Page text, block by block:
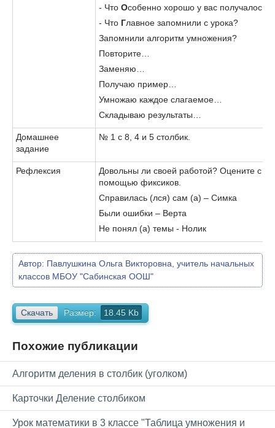
- Что Особенно хорошо у вас получалось?
- Что Главное запомнили с урока?
Запомнили алгоритм умножения?
Повторите…
Заменяю…
Получаю пример…
Умножаю каждое слагаемое…
Складываю результаты…
Домашнее
задание
№ 1 с 8, 4 и 5 столбик.
Рефлексия
Довольны ли своей работой? Оцените с
помощью фиксиков.
Справилась (лся) сам (а) – Симка
Были ошибки – Верта
Не понял (а) темы - Нолик
Автор: Павлушкина Ольга Викторовна, учитель начальных
классов МБОУ "Сабинская ООШ"
Скачать Размер: 18.45 Kb
Похожие публикации
Алгоритм деления в столбик (уголком)
Карточки Деление столбиком
Урок математики в 3 классе "Таблица умножения и